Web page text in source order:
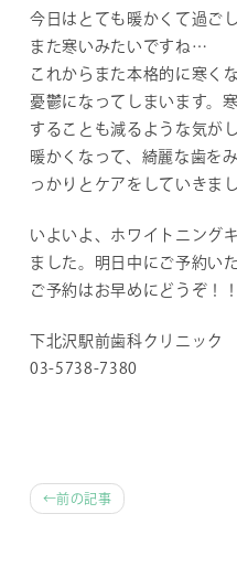
今日はとても暖かくて過ご
また寒いみたいですね…
これからまた本格的に寒く
憂鬱になってしまいます。
することも減るような気が
暖かくなって、綺麗な歯を
っかりとケアをしていきま
いよいよ、ホワイトニング
ました。明日中にご予約い
ご予約はお早めにどうぞ！！
下北沢駅前歯科クリニック
03-5738-7380
前前の記事